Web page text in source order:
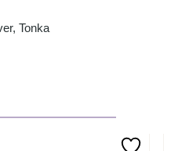
Tonka